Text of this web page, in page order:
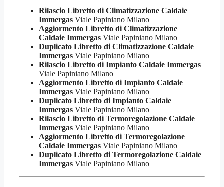
Rilascio Libretto di Climatizzazione Caldaie
Immergas Viale Papiniano Milano
Aggiormento Libretto di Climatizzazione
Caldaie Immergas Viale Papiniano Milano
Duplicato Libretto di Climatizzazione Caldaie
Immergas Viale Papiniano Milano
Rilascio Libretto di Impianto Caldaie Immergas
Viale Papiniano Milano
Aggiormento Libretto di Impianto Caldaie
Immergas Viale Papiniano Milano
Duplicato Libretto di Impianto Caldaie
Immergas Viale Papiniano Milano
Rilascio Libretto di Termoregolazione Caldaie
Immergas Viale Papiniano Milano
Aggiormento Libretto di Termoregolazione
Caldaie Immergas Viale Papiniano Milano
Duplicato Libretto di Termoregolazione Caldaie
Immergas Viale Papiniano Milano